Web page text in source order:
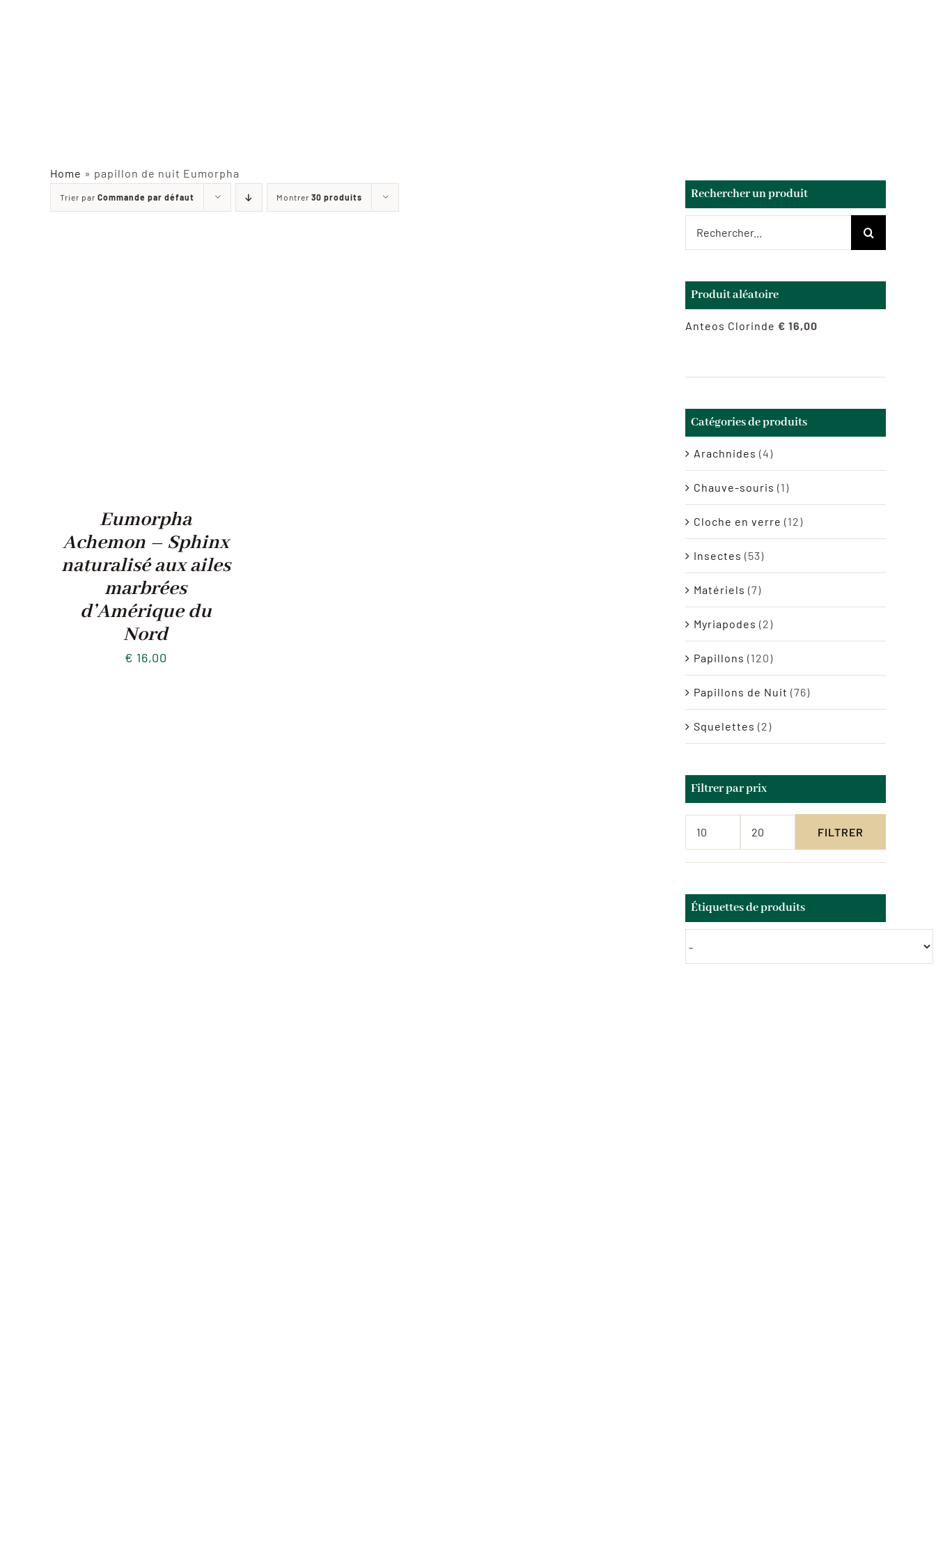
Home » papillon de nuit Eumorpha
Trier par Commande par défaut Montrer 30 produits
Eumorpha
Achemon – Sphinx
naturalisé aux ailes
marbrées
d’Amérique du
Nord
€ 16,00
Rechercher un produit
Produit aléatoire
Anteos Clorinde € 16,00
Catégories de produits
Arachnides (4)
Chauve-souris (1)
Cloche en verre (12)
Insectes (53)
Matériels (7)
Myriapodes (2)
Papillons (120)
Papillons de Nuit (76)
Squelettes (2)
Filtrer par prix
Prix
min
Prix
max
FILTRER
Étiquettes de produits